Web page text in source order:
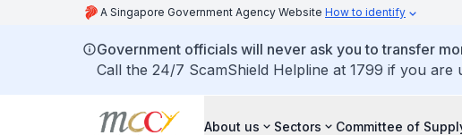
A Singapore Government Agency Website How to identify
Government officials will never ask you to transfer
Call the 24/7 ScamShield Helpline at 1799 if you are
About us Sectors Committee of